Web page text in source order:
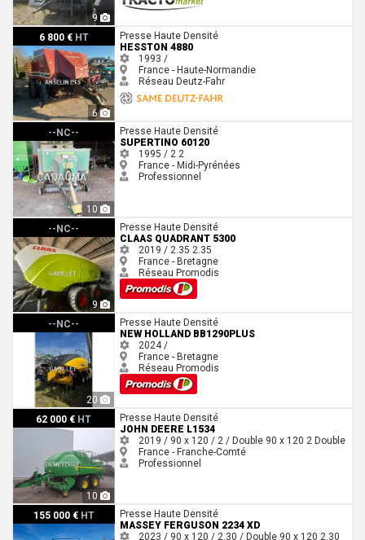
9
6 800 € HT
6
Hesston 4880
Presse Haute Densité
HESSTON 4880
1993 /
France - Haute-Normandie
Réseau Deutz-Fahr
--NC--
10
Supertino 60120
Presse Haute Densité
SUPERTINO 60120
1995 / 2 2
France - Midi-Pyrénées
Professionnel
--NC--
9
Claas QUADRANT 5300 Presse Haute Densité
CLAAS QUADRANT 5300
2019 / 2.35 2.35
France - Bretagne
Réseau Promodis
--NC--
20
New Holland BB1290PLUSPresse Haute Densité
NEW HOLLAND BB1290PLUS
2024 /
France - Bretagne
Réseau Promodis
62 000 € HT
10
John Deere L1534
Presse Haute Densité
JOHN DEERE L1534
2019 / 90 x 120 / 2 / Double 90 x 120 2 Double
France - Franche-Comté
Professionnel
155 000 € HT
Massey Ferguson 2234 XDPresse Haute Densité
MASSEY FERGUSON 2234 XD
2023 / 90 x 120 / 2.30 / Double 90 x 120 2.30